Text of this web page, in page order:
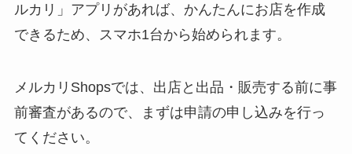
ルカリ」アプリがあれば、かんたんにお店を作成
できるため、スマホ1台から始められます。
メルカリShopsでは、出店と出品・販売する前に事
前審査があるので、まずは申請の申し込みを行っ
てください。